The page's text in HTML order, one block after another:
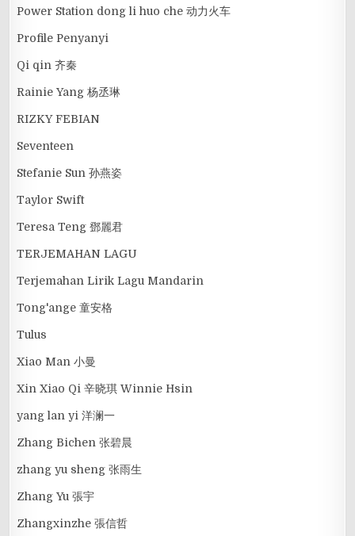
Power Station dong li huo che 动力火车
Profile Penyanyi
Qi qin 齐秦
Rainie Yang 杨丞琳
RIZKY FEBIAN
Seventeen
Stefanie Sun 孙燕姿
Taylor Swift
Teresa Teng 鄧麗君
TERJEMAHAN LAGU
Terjemahan Lirik Lagu Mandarin
Tong'ange 童安格
Tulus
Xiao Man 小曼
Xin Xiao Qi 辛晓琪 Winnie Hsin
yang lan yi 洋澜一
Zhang Bichen 张碧晨
zhang yu sheng 张雨生
Zhang Yu 張宇
Zhangxinzhe 張信哲